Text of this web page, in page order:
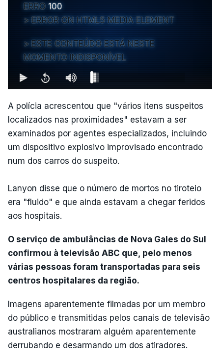
ERRO 100
ERROR ON HTML5 MEDIA ELEMENT
ESTE CONTEÚDO ESTÁ NESTE
MOMENTO INDISPONÍVEL
A polícia acrescentou que "vários itens suspeitos
localizados nas proximidades" estavam a ser
examinados por agentes especializados, incluindo
um dispositivo explosivo improvisado encontrado
num dos carros do suspeito.
Lanyon disse que o número de mortos no tiroteio
era "fluido" e que ainda estavam a chegar feridos
aos hospitais.
O serviço de ambulâncias de Nova Gales do Sul
confirmou à televisão ABC que, pelo menos
várias pessoas foram transportadas para seis
centros hospitalares da região.
Imagens aparentemente filmadas por um membro
do público e transmitidas pelos canais de televisão
australianos mostraram alguém aparentemente
derrubando e desarmando um dos atiradores.